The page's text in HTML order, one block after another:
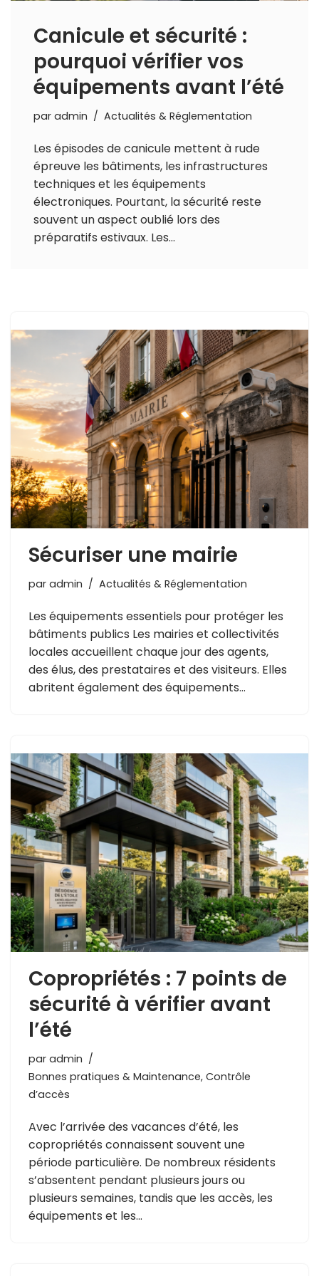
Canicule et sécurité :
pourquoi vérifier vos
équipements avant l’été
par admin Actualités & Réglementation
Les épisodes de canicule mettent à rude
épreuve les bâtiments, les infrastructures
techniques et les équipements
électroniques. Pourtant, la sécurité reste
souvent un aspect oublié lors des
préparatifs estivaux. Les…
Sécuriser une mairie
par admin Actualités & Réglementation
Les équipements essentiels pour protéger les
bâtiments publics Les mairies et collectivités
locales accueillent chaque jour des agents,
des élus, des prestataires et des visiteurs. Elles
abritent également des équipements…
Copropriétés : 7 points de
sécurité à vérifier avant
l’été
par admin
Bonnes pratiques & Maintenance, Contrôle
d’accès
Avec l’arrivée des vacances d’été, les
copropriétés connaissent souvent une
période particulière. De nombreux résidents
s’absentent pendant plusieurs jours ou
plusieurs semaines, tandis que les accès, les
équipements et les…